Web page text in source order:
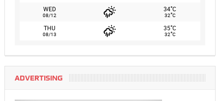
WED
08/12
34°C
32°C
THU
08/13
35°C
32°C
ADVERTISING